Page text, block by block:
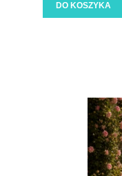
DO KOSZYKA